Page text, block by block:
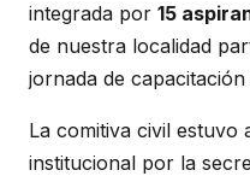
integrada por 15
de nuestra localidad
jornada de
La comitiva civil estuvo
institucional por la